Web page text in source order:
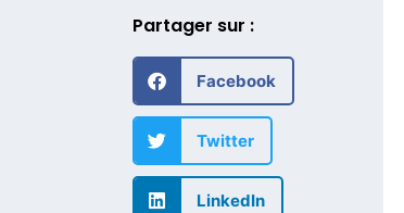
Partager sur :
Facebook
Twitter
LinkedIn